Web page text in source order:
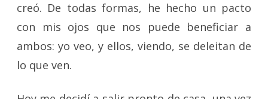
creó. De todas formas, he hecho un pacto
con mis ojos que nos puede beneficiar a
ambos: yo veo, y ellos, viendo, se deleitan de
lo que ven.